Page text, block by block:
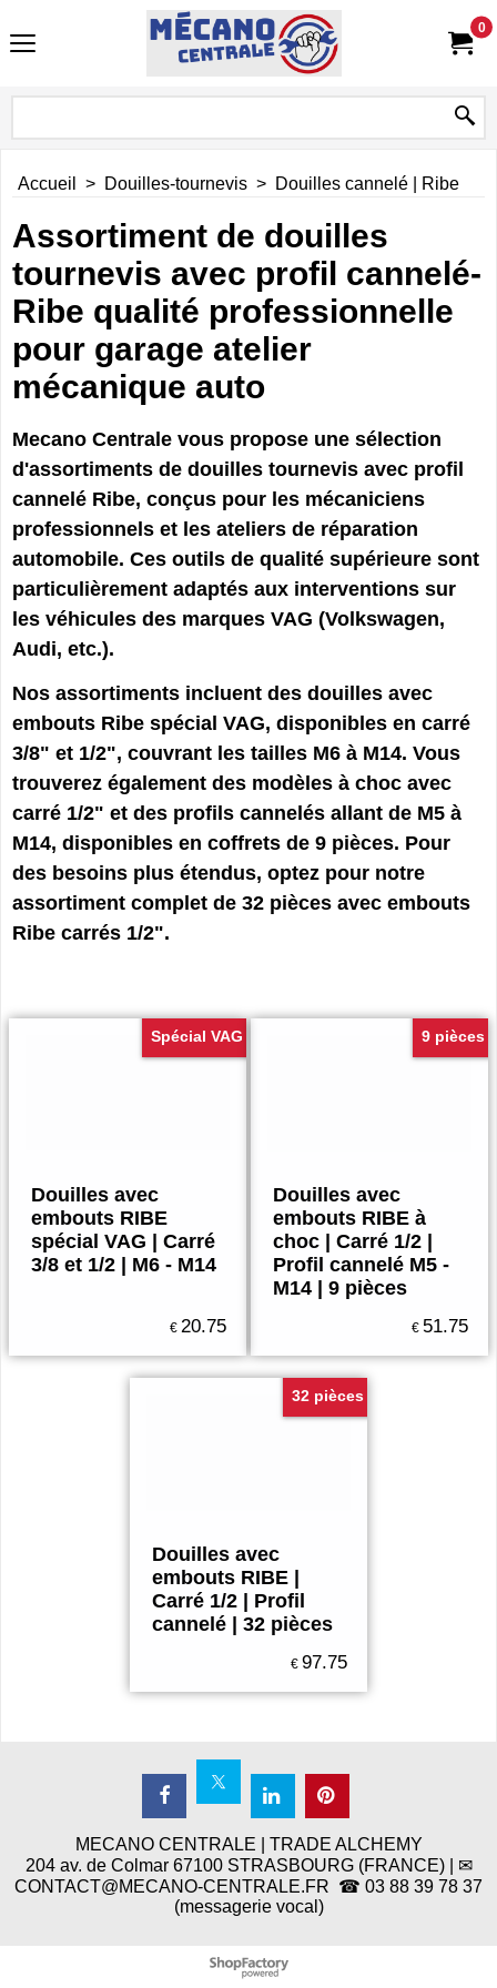
0
Accueil > Douilles-tournevis > Douilles cannelé | Ribe
Assortiment de douilles
tournevis avec profil cannelé-
Ribe qualité professionnelle
pour garage atelier
mécanique auto
Mecano Centrale vous propose une sélection
d'assortiments de douilles tournevis avec profil
cannelé Ribe, conçus pour les mécaniciens
professionnels et les ateliers de réparation
automobile. Ces outils de qualité supérieure sont
particulièrement adaptés aux interventions sur
les véhicules des marques VAG (Volkswagen,
Audi, etc.).
Nos assortiments incluent des douilles avec
embouts Ribe spécial VAG, disponibles en carré
3/8" et 1/2", couvrant les tailles M6 à M14. Vous
trouverez également des modèles à choc avec
carré 1/2" et des profils cannelés allant de M5 à
M14, disponibles en coffrets de 9 pièces. Pour
des besoins plus étendus, optez pour notre
assortiment complet de 32 pièces avec embouts
Ribe carrés 1/2".
Spécial VAG
Douilles avec
embouts RIBE
spécial VAG | Carré
3/8 et 1/2 | M6 - M14
€ 20.75
9 pièces
Douilles avec
embouts RIBE à
choc | Carré 1/2 |
Profil cannelé M5 -
M14 | 9 pièces
€ 51.75
32 pièces
Douilles avec
embouts RIBE |
Carré 1/2 | Profil
cannelé | 32 pièces
€ 97.75
MECANO CENTRALE | TRADE ALCHEMY
204 av. de Colmar 67100 STRASBOURG (FRANCE) | ✉
CONTACT@MECANO-CENTRALE.FR ☎ 03 88 39 78 37
(messagerie vocal)
Boutique en ligne créés
avec le logiciel